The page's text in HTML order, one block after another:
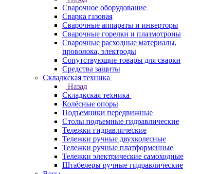
Сварочное оборудование
Сварка газовая
Сварочные аппараты и инверторы
Сварочные горелки и плазмотроны
Сварочные расходные материалы,
проволока, электроды
Сопутствующие товары для сварки
Средства защиты
Складкская техника
Назад
Складкская техника
Колёсные опоры
Подъемники передвижные
Столы подъемные гидравлические
Тележки гидравлические
Тележки ручные двухколесные
Тележки ручные платформенные
Тележки электрические самоходные
Штабелеры ручные гидравлические